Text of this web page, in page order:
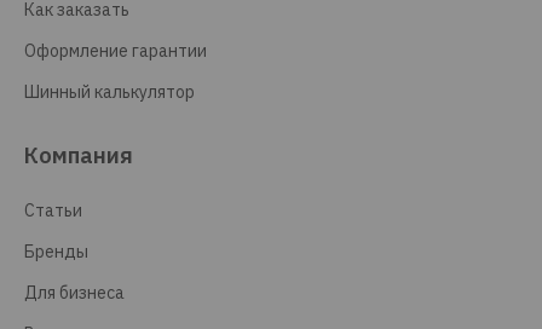
Как заказать
Оформление гарантии
Шинный калькулятор
Компания
Статьи
Бренды
Для бизнеса